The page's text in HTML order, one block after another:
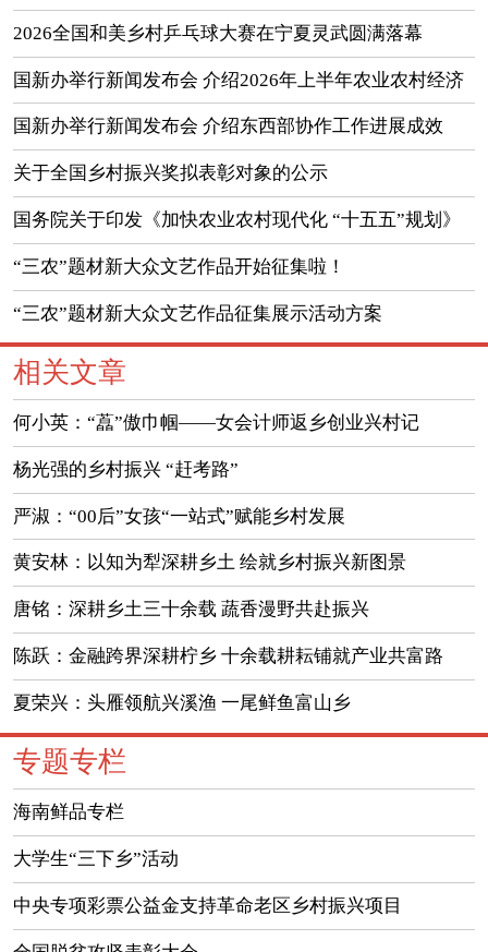
2026全国和美乡村乒乓球大赛在宁夏灵武圆满落幕
国新办举行新闻发布会 介绍2026年上半年农业农村经济
运行情况
国新办举行新闻发布会 介绍东西部协作工作进展成效
（实录）
关于全国乡村振兴奖拟表彰对象的公示
国务院关于印发《加快农业农村现代化 “十五五”规划》
的通知
“三农”题材新大众文艺作品开始征集啦！
“三农”题材新大众文艺作品征集展示活动方案
相关文章
何小英：“藠”傲巾帼——女会计师返乡创业兴村记
杨光强的乡村振兴 “赶考路”
严淑：“00后”女孩“一站式”赋能乡村发展
黄安林：以知为犁深耕乡土 绘就乡村振兴新图景
唐铭：深耕乡土三十余载 蔬香漫野共赴振兴
陈跃：金融跨界深耕柠乡 十余载耕耘铺就产业共富路
夏荣兴：头雁领航兴溪渔 一尾鲜鱼富山乡
专题专栏
海南鲜品专栏
大学生“三下乡”活动
中央专项彩票公益金支持革命老区乡村振兴项目